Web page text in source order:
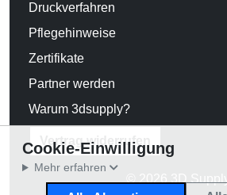
Druckverfahren
Pflegehinweise
Zertifikate
Partner werden
Warum 3dsupply?
Vertrag widerrufen
© 2026 3D
Cookie-Einwilligung
Mehr erfahren